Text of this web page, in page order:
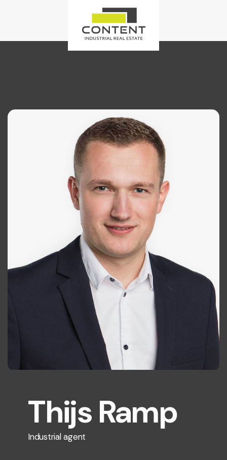
Thijs Ramp
Industrial agent